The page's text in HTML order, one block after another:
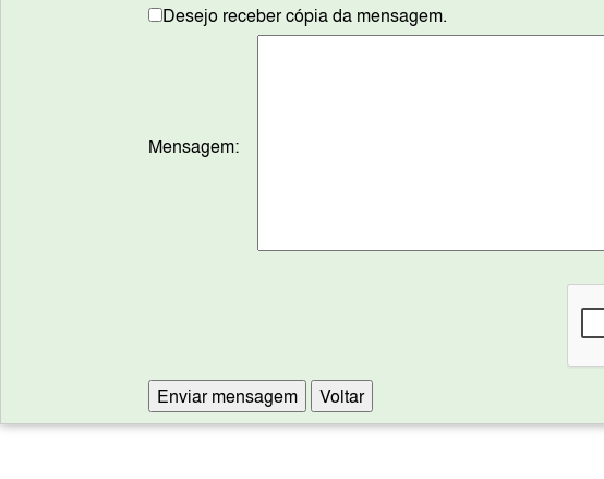
Desejo receber cópia da mensagem.
Mensagem: